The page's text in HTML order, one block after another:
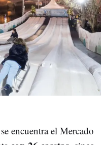
encuentra el Mercado